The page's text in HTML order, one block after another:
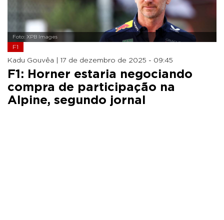
Foto: XPB Images
F1
Kadu Gouvêa | 17 de dezembro de 2025 - 09:45
F1: Horner estaria negociando
compra de participação na
Alpine, segundo jornal